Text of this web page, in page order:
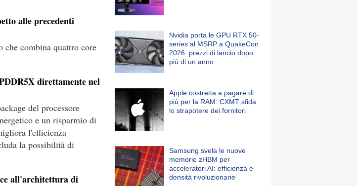
alle precedenti
combina quattro core
direttamente nel
del processore
e un risparmio di
l'efficienza
la possibilità di
all'architettura di
Nvidia porta le GPU RTX 50-
series al MSRP a QuakeCon
2026: prezzi di lancio dopo
più di un anno
Apple costretta a pagare di
più per la RAM: CXMT sfida
lo strapotere dei fornitori
Samsung svela le nuove
memorie zHBM per
acceleratori AI: efficienza e
densità rivoluzionarie